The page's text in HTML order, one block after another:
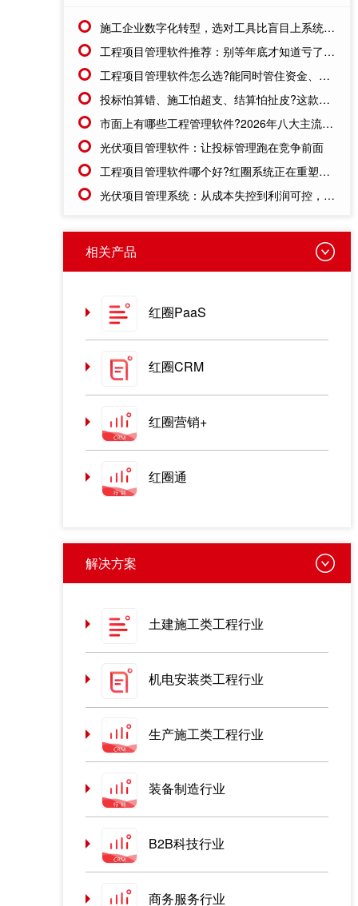
施工企业数字化转型，选对工具比盲目上系统更重要
工程项目管理软件推荐：别等年底才知道亏了!这套系统让每一分钱都有迹可循
工程项目管理软件怎么选?能同时管住资金、成本、进度的才靠谱
投标怕算错、施工怕超支、结算怕扯皮?这款施工成本管理系统一招全解决
市面上有哪些工程管理软件?2026年八大主流工具深度盘点
光伏项目管理软件：让投标管理跑在竞争前面
工程项目管理软件哪个好?红圈系统正在重塑工程企业的"数字大脑"
光伏项目管理系统：从成本失控到利润可控，老板只需做对一步
相关产品
红圈PaaS
红圈CRM
红圈营销+
红圈通
解决方案
土建施工类工程行业
机电安装类工程行业
生产施工类工程行业
装备制造行业
B2B科技行业
商务服务行业